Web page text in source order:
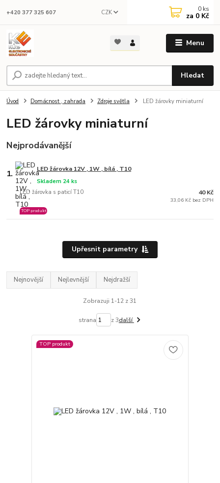
Menu
CZK
Hledat
+420 377 325 607 0 ks
za 0 Kč
Úvod Domácnost , zahrada Zdroje světla LED žárovky miniaturní
LED žárovky miniaturní
Nejprodávanější
1. LED žárovka 12V , 1W , bílá , T10
LED žárovka s paticí T10
Skladem 24 ks
TOP produkt
40 Kč
33,06 Kč bez DPH
Upřesnit parametry
Nejnovější Nejlevnější Nejdražší
Zobrazuji 1-12 z 31
strana z 3další
TOP produkt